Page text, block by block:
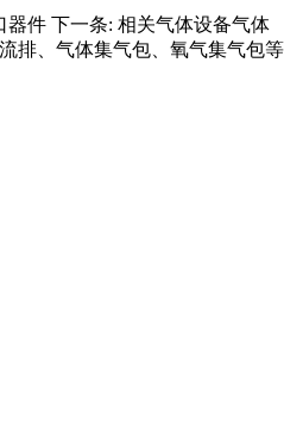
器件 下一条: 相关气体设备气体
排、气体集气包、氧气集气包等